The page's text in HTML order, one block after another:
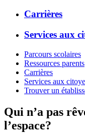
Carrières
Services aux
Parcours scolaires
Ressources parents
Carrières
Services aux
Trouver un
Qui n’a pas
l’espace?